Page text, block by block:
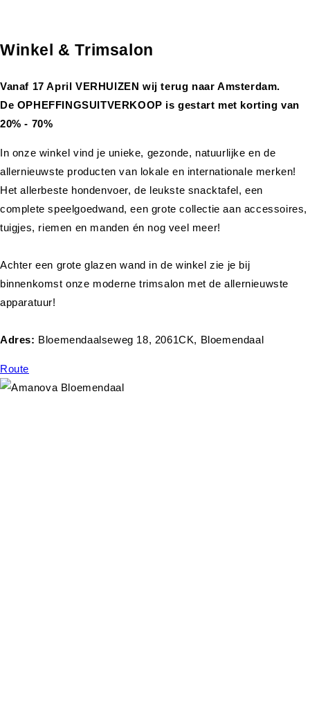
Winkel & Trimsalon
Vanaf 17 April VERHUIZEN wij terug naar Amsterdam.
De OPHEFFINGSUITVERKOOP is gestart met korting van
20% - 70%
In onze winkel vind je unieke, gezonde, natuurlijke en de
allernieuwste producten van lokale en internationale merken!
Het allerbeste hondenvoer, de leukste snacktafel, een
complete speelgoedwand, een grote collectie aan accessoires,
tuigjes, riemen en manden én nog veel meer!
Achter een grote glazen wand in de winkel zie je bij
binnenkomst onze moderne trimsalon met de allernieuwste
apparatuur!
Adres: Bloemendaalseweg 18, 2061CK, Bloemendaal
Route